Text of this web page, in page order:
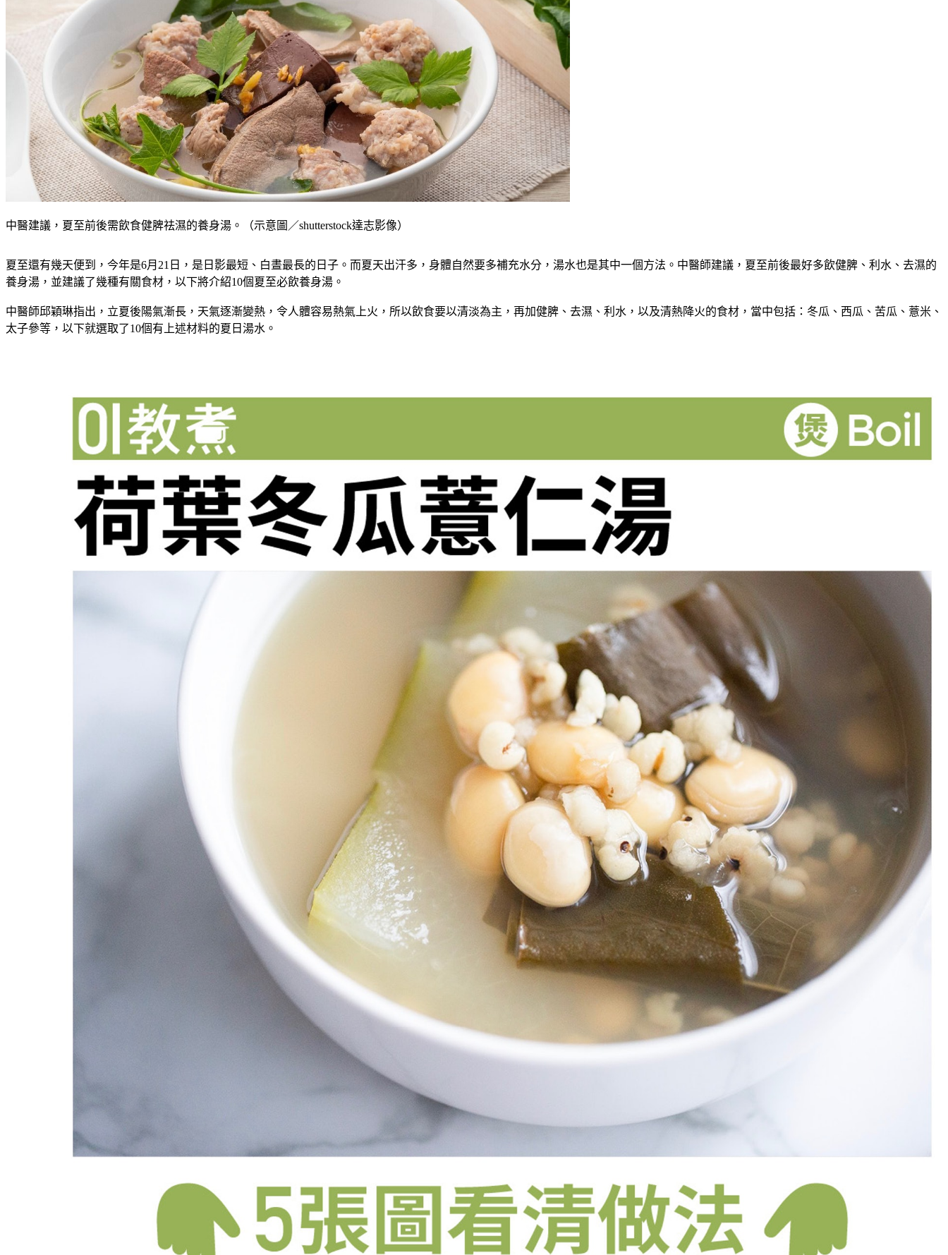
中醫建議，夏至前後需飲食健脾祛濕的養身湯。（示意圖／shutterstock達志影像）
夏至還有幾天便到，今年是6月21日，是日影最短、白晝最長的日子。而夏天出汗多，身體自然要多補充水分，湯水也是其中一個方法。中醫師建議，夏至前後最好多飲健脾、利水、去濕的
養身湯，並建議了幾種有關食材，以下將介紹10個夏至必飲養身湯。
中醫師邱穎琳指出，立夏後陽氣漸長，天氣逐漸變熱，令人體容易熱氣上火，所以飲食要以清淡為主，再加健脾、去濕、利水，以及清熱降火的食材，當中包括：冬瓜、西瓜、苦瓜、薏米、
太子參等，以下就選取了10個有上述材料的夏日湯水。